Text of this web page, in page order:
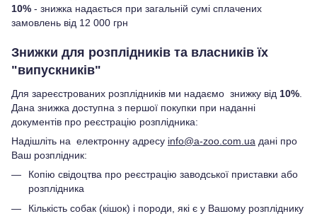
10% - знижка надається при загальній сумі сплачених
замовлень від 12 000 грн
Знижки для розплідників та власників їх
"випускників"
Для зареєстрованих розплідників ми надаємо знижку від 10%
Дана знижка доступна з першої покупки при наданні
документів про реєстрацію розплідника:
Надішліть на електронну адресу info@a-zoo.com.ua дані про
Ваш розплідник:
Копію свідоцтва про реєстрацію заводської приставки або
розплідника
Кількість собак (кішок) і породи, які є у Вашому розпліднику